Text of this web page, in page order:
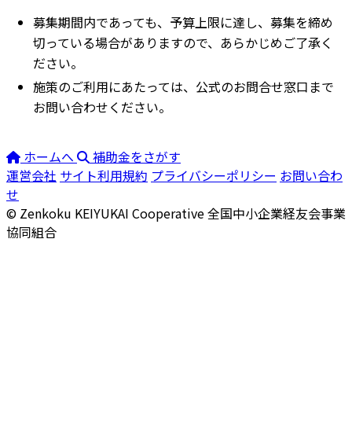
募集期間内であっても、予算上限に達し、募集を締め
切っている場合がありますので、あらかじめご了承く
ださい。
施策のご利用にあたっては、公式のお問合せ窓口まで
お問い合わせください。
ホームへ
補助金をさがす
運営会社 サイト利用規約 プライバシーポリシー お問い合わ
せ
© Zenkoku KEIYUKAI Cooperative全国中小企業経友会事業
協同組合